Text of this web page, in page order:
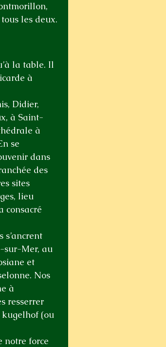
les deux.
la table. Il
à
Didier,
à Saint-
à
se
dans
des
sites
lieu
consacré
sur-Mer, au
et
Nos
à
resserrer
kugelhof (ou
notre force